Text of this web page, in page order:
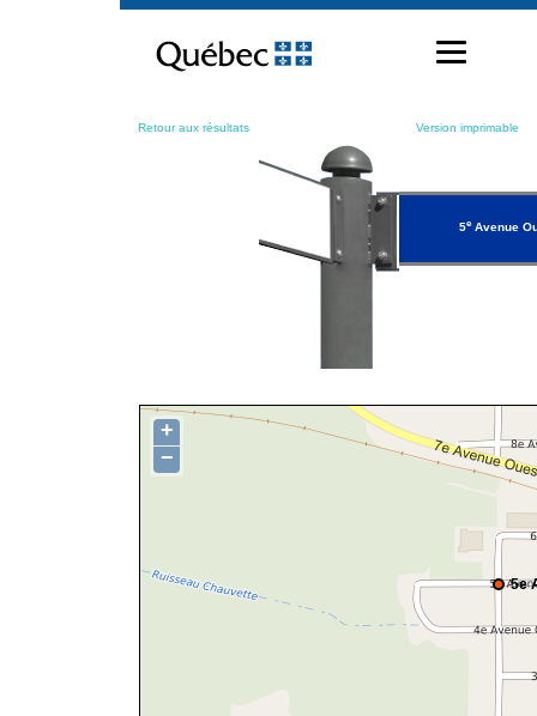
contenu
Retour aux résultats Version imprimable
5eAvenue
5e
+
−